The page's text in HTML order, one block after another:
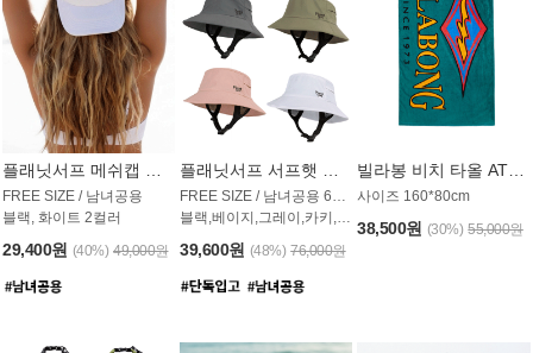
FREE SIZE / 남녀공용
블랙, 화이트 2컬러
29,400원 (40%) 49,000원
블랙,베이지,그레이,카키,핑크,화이트
39,600원 (48%) 76,000원
사이즈 160*80cm
38,500원 (30%) 55,000원